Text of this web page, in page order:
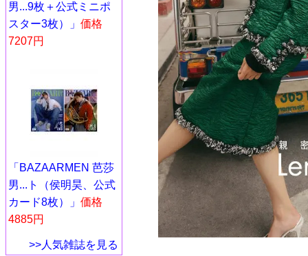
男...9枚＋公式ミニポ
スター3枚）」 価格
7207円
「BAZAARMEN 芭莎
男...ト（侯明昊、公式
カード8枚）」 価格
4885円
>>人気雑誌を見る